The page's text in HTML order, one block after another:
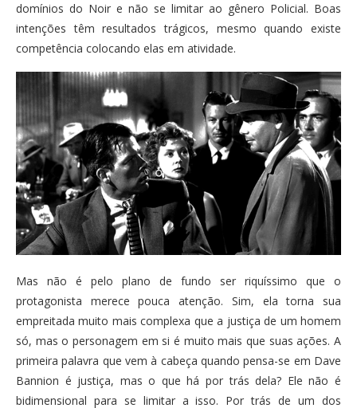
domínios do Noir e não se limitar ao gênero Policial. Boas
intenções têm resultados trágicos, mesmo quando existe
competência colocando elas em atividade.
Mas não é pelo plano de fundo ser riquíssimo que o
protagonista merece pouca atenção. Sim, ela torna sua
empreitada muito mais complexa que a justiça de um homem
só, mas o personagem em si é muito mais que suas ações. A
primeira palavra que vem à cabeça quando pensa-se em Dave
Bannion é justiça, mas o que há por trás dela? Ele não é
bidimensional para se limitar a isso. Por trás de um dos